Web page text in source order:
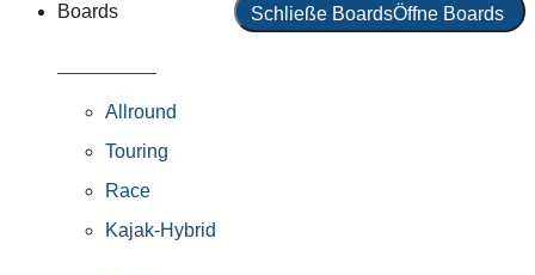
Boards Schließe BoardsÖffne Boards
Allround
Touring
Race
Kajak-Hybrid